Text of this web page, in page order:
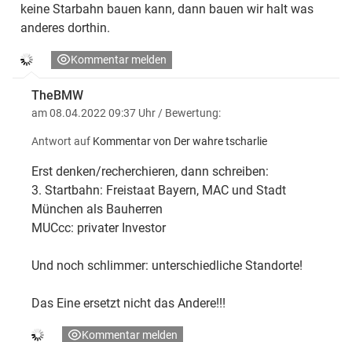
keine Starbahn bauen kann, dann bauen wir halt was
anderes dorthin.
Kommentar melden
TheBMW
am 08.04.2022 09:37 Uhr / Bewertung:
Antwort auf Kommentar von Der wahre tscharlie
Erst denken/recherchieren, dann schreiben:
3. Startbahn: Freistaat Bayern, MAC und Stadt
München als Bauherren
MUCcc: privater Investor
Und noch schlimmer: unterschiedliche Standorte!
Das Eine ersetzt nicht das Andere!!!
Kommentar melden